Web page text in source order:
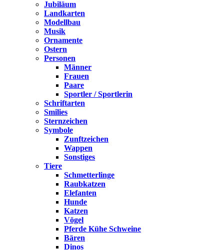
Jubiläum
Landkarten
Modellbau
Musik
Ornamente
Ostern
Personen
Männer
Frauen
Paare
Sportler / Sportlerin
Schriftarten
Smilies
Sternzeichen
Symbole
Zunftzeichen
Wappen
Sonstiges
Tiere
Schmetterlinge
Raubkatzen
Elefanten
Hunde
Katzen
Vögel
Pferde Kühe Schweine
Bären
Dinos